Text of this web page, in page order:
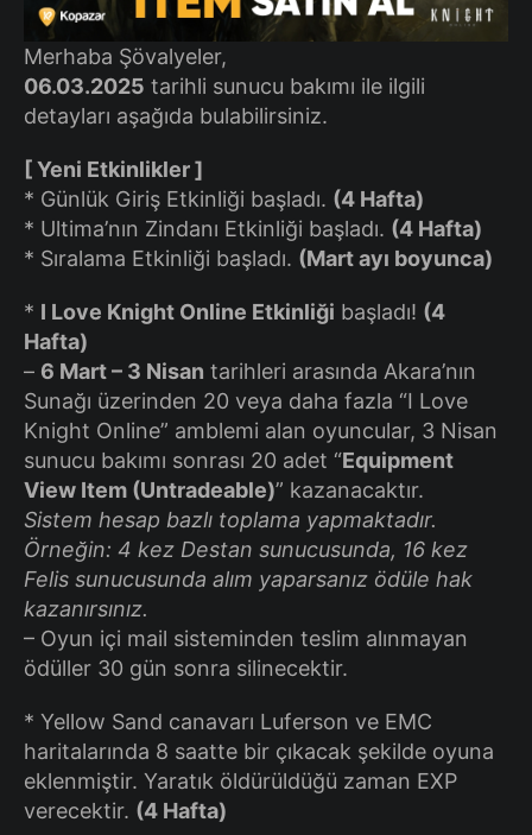
Merhaba Şövalyeler,
06.03.2025 tarihli sunucu bakımı ile ilgili
detayları aşağıda bulabilirsiniz.
[ Yeni Etkinlikler ]
* Günlük Giriş Etkinliği başladı. (4 Hafta)
* Ultima’nın Zindanı Etkinliği başladı. (4 Hafta)
* Sıralama Etkinliği başladı. (Mart ayı boyunca)
* I Love Knight Online Etkinliği başladı! (4
Hafta)
– 6 Mart – 3 Nisan tarihleri arasında Akara’nın
Sunağı üzerinden 20 veya daha fazla “I Love
Knight Online” amblemi alan oyuncular, 3 Nisan
sunucu bakımı sonrası 20 adet “Equipment
View Item (Untradeable)” kazanacaktır.
Sistem hesap bazlı toplama yapmaktadır.
Örneğin: 4 kez Destan sunucusunda, 16 kez
Felis sunucusunda alım yaparsanız ödüle hak
kazanırsınız.
– Oyun içi mail sisteminden teslim alınmayan
ödüller 30 gün sonra silinecektir.
* Yellow Sand canavarı Luferson ve EMC
haritalarında 8 saatte bir çıkacak şekilde oyuna
eklenmiştir. Yaratık öldürüldüğü zaman EXP
verecektir. (4 Hafta)